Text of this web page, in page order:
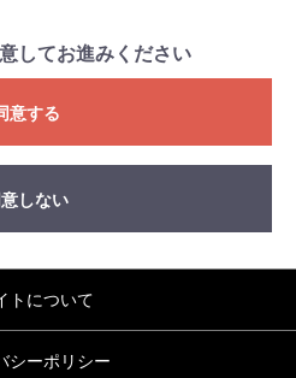
してお進みください
意する
しない
トについて
シーポリシー